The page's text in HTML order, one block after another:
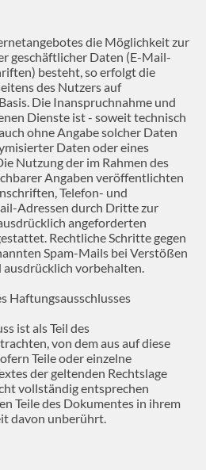
die Möglichkeit zur
geschäftlicher Daten (E-Mail-
besteht, so erfolgt die
des Nutzers auf
Die Inanspruchnahme und
Dienste ist - soweit technisch
ohne Angabe solcher Daten
Daten oder eines
Nutzung der im Rahmen des
Angaben veröffentlichten
Telefon- und
Adressen durch Dritte zur
angeforderten
Rechtliche Schritte gegen
Spam-Mails bei Verstößen
ausdrücklich vorbehalten.
Haftungsausschlusses
ist als Teil des
von dem aus auf diese
Teile oder einzelne
der geltenden Rechtslage
vollständig entsprechen
Teile des Dokumentes in ihrem
davon unberührt.